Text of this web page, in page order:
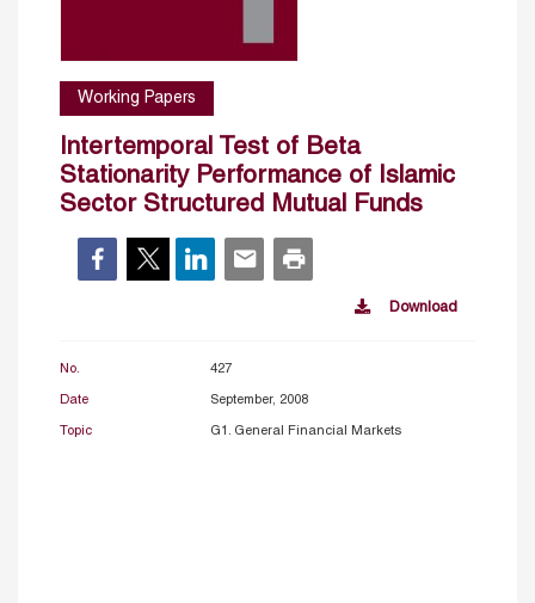
Working Papers
Intertemporal Test of Beta
Stationarity Performance of Islamic
Sector Structured Mutual Funds
Download
No. 427
Date September, 2008
Topic G1. General Financial Markets